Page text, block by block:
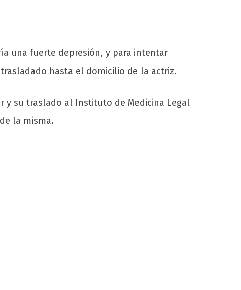
una fuerte depresión, y para intentar
hasta el domicilio de la actriz.
y su traslado al Instituto de Medicina Legal
la misma.